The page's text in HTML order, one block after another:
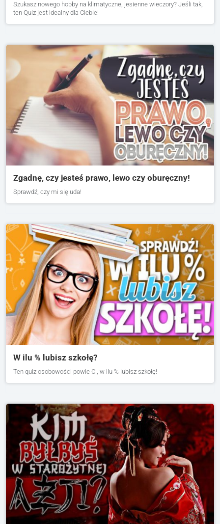
Szukasz nowego hobby na klimatyczne, jesienne wieczory? Jeśli tak,
ten Quiz jest idealny dla Ciebie!
Zgadnę, czy jesteś prawo, lewo czy oburęczny!
Sprawdź, czy mi się uda!
W ilu % lubisz szkołę?
Ten quiz osobowości powie Ci, w ilu % lubisz szkołę!